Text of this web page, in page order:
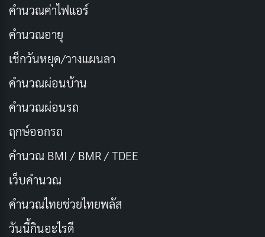
จากเหตุการณ์สำคัญในซีซั่นก่อน สุบารุต้องเผชิญหน้ากับ
ความท้าทายใหม่ ๆ และภัยคุกคามที่รุนแรงขึ้น เขาพยายาม
ใช้พลังความสามารถในการ “กลับมาหลังความตาย” เพื่อ
แก้ไขสถานการณ์และปกป้องคนสำคัญของเขา อย่างไร
ก็ตาม ความซับซ้อนของโลกใบนี้และความลับที่ซ่อนอยู่
ทำให้เขาต้องเจอกับทางเลือกที่ยากลำบากและการต่อสู้ทั้ง
ในขณะเดียวกัน การผจญภัยครั้งใหม่นี้จะนำพาสุบารุและ
เหล่าตัวละครที่คุ้นเคยไปสู่บททดสอบที่ท้าทายกว่าเดิม ไม่
ว่าจะเป็นการเผชิญหน้ากับศัตรูที่ทรงพลังหรือการค้นหา
ความจริงเบื้องหลังโลกที่พวกเขาอาศัยอยู่ ความสัมพันธ์
ระหว่างตัวละครจะได้รับการพัฒนาอย่างลึกซึ้งมากขึ้น โดย
คำนวณค่าไฟแอร์
คำนวณอายุ
เช็กวันหยุด/วางแผนลา
คำนวณผ่อนบ้าน
คำนวณผ่อนรถ
ฤกษ์ออกรถ
คำนวณ BMI / BMR / TDEE
เว็บคํานวณ
คํานวณไทยช่วยไทยพลัส
วันนี้กินอะไรดี